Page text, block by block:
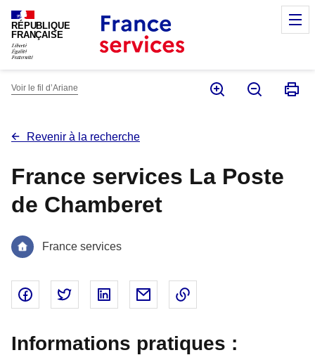
RÉPUBLIQUE
FRANÇAISE
Voir le fil d’Ariane
Revenir à la recherche
France services La Poste
de Chamberet
France services
Partager sur Facebook - nouvelle fenêtre
Partager sur Twitter - nouvelle fenêtre
Partager sur Linked In - nouvelle
Partager par email - nouvelle
Informations pratiques :